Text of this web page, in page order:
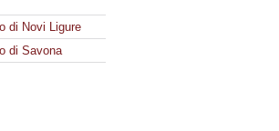
di Novi Ligure
di Savona